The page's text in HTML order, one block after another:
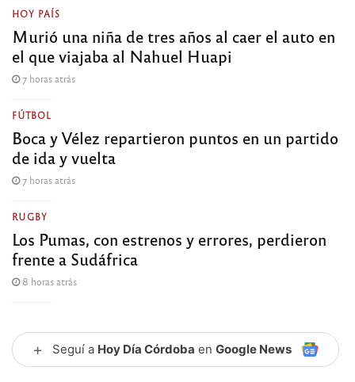
HOY PAÍS
Murió una niña de tres años al caer el auto en
el que viajaba al Nahuel Huapi
7 horas atrás
FÚTBOL
Boca y Vélez repartieron puntos en un partido
de ida y vuelta
7 horas atrás
RUGBY
Los Pumas, con estrenos y errores, perdieron
frente a Sudáfrica
8 horas atrás
+ Seguí a Hoy Día Córdoba en Google News